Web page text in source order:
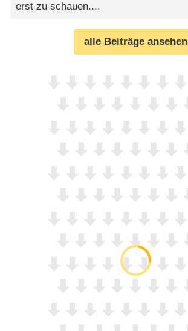
erst zu schauen....
alle Beiträge ansehen